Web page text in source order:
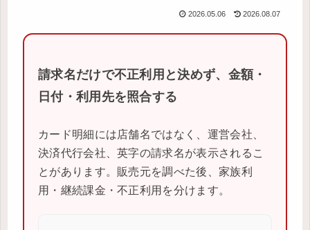
2026.05.06 2026.08.07
請求名だけで不正利用と決めず、金額・
日付・利用先を照合する
カード明細には店舗名ではなく、運営会社、
決済代行会社、英字の請求名が表示されるこ
とがあります。販売元を調べた後、家族利
用・継続課金・不正利用を分けます。